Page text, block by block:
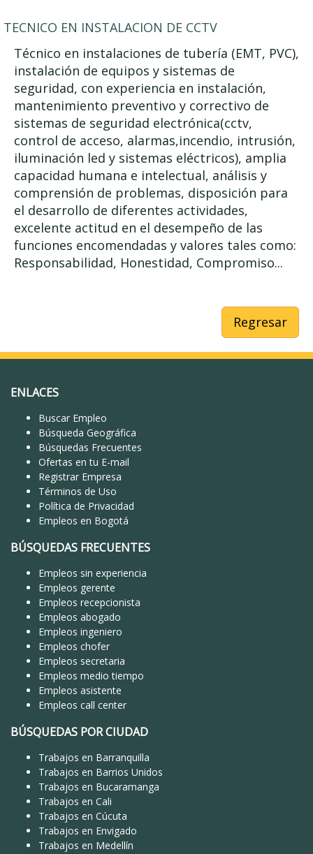
TECNICO EN INSTALACION DE CCTV
Técnico en instalaciones de tubería (EMT, PVC),
instalación de equipos y sistemas de
seguridad, con experiencia en instalación,
mantenimiento preventivo y correctivo de
sistemas de seguridad electrónica(cctv,
control de acceso, alarmas,incendio, intrusión,
iluminación led y sistemas eléctricos), amplia
capacidad humana e intelectual, análisis y
comprensión de problemas, disposición para
el desarrollo de diferentes actividades,
excelente actitud en el desempeño de las
funciones encomendadas y valores tales como:
Responsabilidad, Honestidad, Compromiso...
Regresar
ENLACES
Buscar Empleo
Búsqueda Geográfica
Búsquedas Frecuentes
Ofertas en tu E-mail
Registrar Empresa
Términos de Uso
Política de Privacidad
Empleos en Bogotá
BÚSQUEDAS FRECUENTES
Empleos sin experiencia
Empleos gerente
Empleos recepcionista
Empleos abogado
Empleos ingeniero
Empleos chofer
Empleos secretaria
Empleos medio tiempo
Empleos asistente
Empleos call center
BÚSQUEDAS POR CIUDAD
Trabajos en Barranquilla
Trabajos en Barrios Unidos
Trabajos en Bucaramanga
Trabajos en Cali
Trabajos en Cúcuta
Trabajos en Envigado
Trabajos en Medellín